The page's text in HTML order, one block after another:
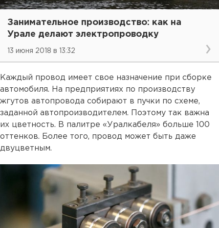
Занимательное производство: как на
Урале делают электропроводку
13 июня 2018 в 13:32
Каждый провод имеет свое назначение при сборке
автомобиля. На предприятиях по производству
жгутов автопровода собирают в пучки по схеме,
заданной автопроизводителем. Поэтому так важна
их цветность. В палитре «Уралкабеля» больше 100
оттенков. Более того, провод может быть даже
двуцветным.